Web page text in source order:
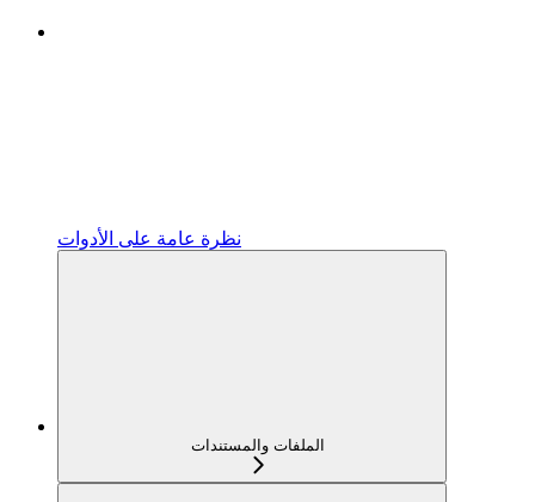
نظرة عامة على الأدوات
الملفات والمستندات